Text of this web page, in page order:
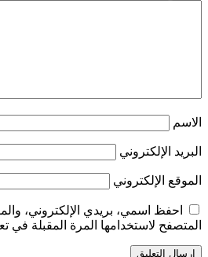
الاسم
البريد الإلكتروني
الموقع الإلكتروني
احفظ اسمي، بريدي الإلكتروني،
المتصفح لاستخدامها المرة المقبلة في